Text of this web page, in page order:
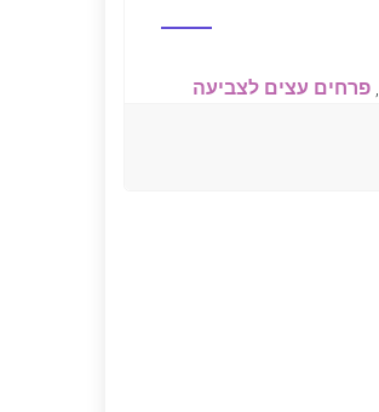
,פרחים עצים לצביעה